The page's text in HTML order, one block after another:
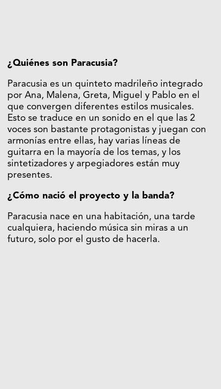
¿Quiénes son Paracusia?
Paracusia es un quinteto madrileño integrado
por Ana, Malena, Greta, Miguel y Pablo en el
que convergen diferentes estilos musicales.
Esto se traduce en un sonido en el que las 2
voces son bastante protagonistas y juegan con
armonías entre ellas, hay varias líneas de
guitarra en la mayoría de los temas, y los
sintetizadores y arpegiadores están muy
presentes.
¿Cómo nació el proyecto y la banda?
Paracusia nace en una habitación, una tarde
cualquiera, haciendo música sin miras a un
futuro, solo por el gusto de hacerla.